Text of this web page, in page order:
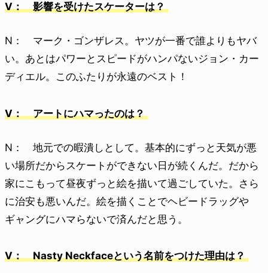
V： 影響を受けたスケーターは？
N： マーク・ゴンザレス。ヤツが一番で誰よりもヤバ
い。あとはパワーとスピードがハンパないジョン・カー
ディエル。このふたりが永遠のベスト！
V： アートにハマったのは？
N： 地元での暇潰しとして。基本的にずっと天気が悪
い場所だからスケートができない日が続くんだ。だから
家にこもって昼夜ずっと絵を描いて過ごしていた。さら
に治安も悪いんだ。絵を描くことでヘビードラッグや
ギャングにハマらないで済んだと思う。
V： Nasty Neckfaceという名前をつけた理由は？